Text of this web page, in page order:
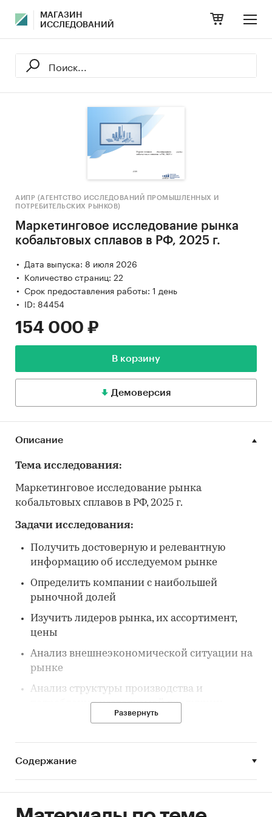
МАГАЗИН
ИССЛЕДОВАНИЙ
АИПР (АГЕНТСТВО ИССЛЕДОВАНИЙ ПРОМЫШЛЕННЫХ И
ПОТРЕБИТЕЛЬСКИХ РЫНКОВ)
Маркетинговое исследование рынка
кобальтовых сплавов в РФ, 2025 г.
Дата выпуска: 8 июля 2026
Количество страниц: 22
Срок предоставления работы: 1 день
ID: 84454
154 000 ₽
В корзину
Демоверсия
Описание
Тема исследования:
Маркетинговое исследование рынка
кобальтовых сплавов в РФ, 2025 г.
Задачи исследования:
Получить достоверную и релевантную
информацию об исследуемом рынке
Определить компании с наибольшей
рыночной долей
Изучить лидеров рынка, их ассортимент,
цены
Анализ внешнеэкономической ситуации на
рынке
Анализ структуры производства и
потребления исследуемой продукции
Построить прогноз развития исследуемого
Параметры исследования:
Развернуть
Содержание